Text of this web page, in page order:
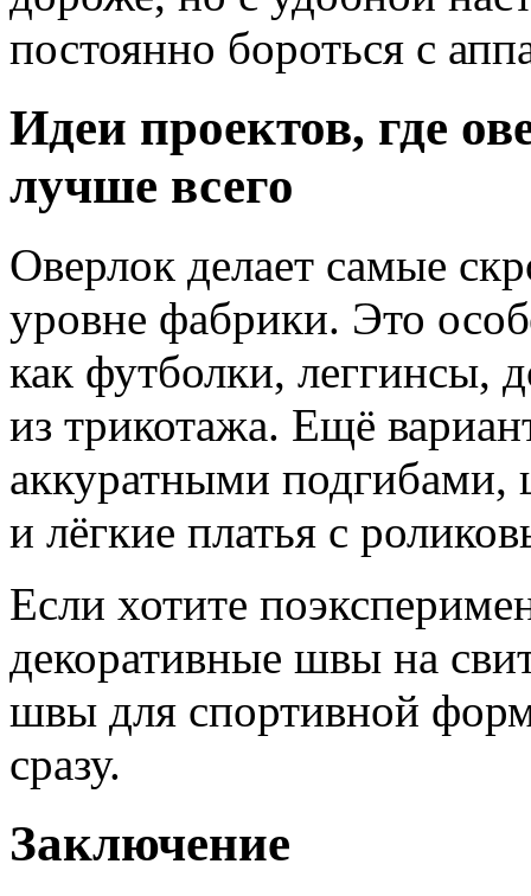
постоянно бороться с
Идеи проектов, где
лучше всего
Оверлок делает самые
уровне фабрики. Это
как футболки, леггинсы,
из трикотажа. Ещё
аккуратными подгибами,
и лёгкие платья с
Если хотите
декоративные швы на
швы для спортивной
сразу.
Заключение